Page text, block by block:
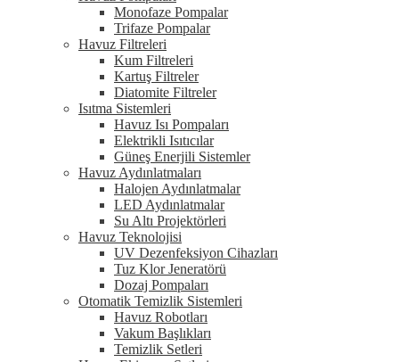
Monofaze Pompalar
Trifaze Pompalar
Havuz Filtreleri
Kum Filtreleri
Kartuş Filtreler
Diatomite Filtreler
Isıtma Sistemleri
Havuz Isı Pompaları
Elektrikli Isıtıcılar
Güneş Enerjili Sistemler
Havuz Aydınlatmaları
Halojen Aydınlatmalar
LED Aydınlatmalar
Su Altı Projektörleri
Havuz Teknolojisi
UV Dezenfeksiyon Cihazları
Tuz Klor Jeneratörü
Dozaj Pompaları
Otomatik Temizlik Sistemleri
Havuz Robotları
Vakum Başlıkları
Temizlik Setleri